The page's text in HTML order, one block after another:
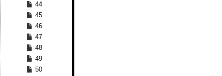
44
45
46
47
48
49
50